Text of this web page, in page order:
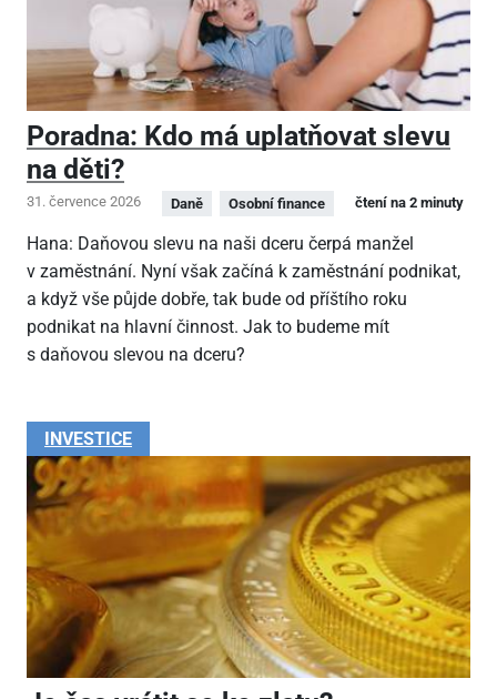
Poradna: Kdo má uplatňovat slevu
na děti?
31. července 2026 Daně Osobní finance čtení na 2 minuty
Hana: Daňovou slevu na naši dceru čerpá manžel
v zaměstnání. Nyní však začíná k zaměstnání podnikat,
a když vše půjde dobře, tak bude od příštího roku
podnikat na hlavní činnost. Jak to budeme mít
s daňovou slevou na dceru?
INVESTICE